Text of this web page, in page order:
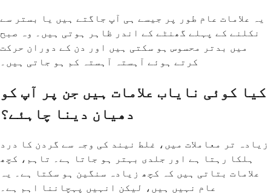
یہ علامات عام طور پر جیسے ہی آپ جاگتے ہیں یا بستر سے
نکلنے کے پہلے گھنٹے کے اندر ظاہر ہوتی ہیں۔ وہ صبح
میں بدتر محسوس ہو سکتی ہیں اور دن کے دوران حرکت
کرتے ہوئے آہستہ آہستہ کم ہو جاتی ہیں۔
کیا کوئی نایاب علامات ہیں جن پر آپ کو
دھیان دینا چاہئے؟
زیادہ تر معاملات میں، غلط نیند کی وجہ سے گردن کا درد
ہلکا رہتا ہے اور جلدی بہتر ہو جاتا ہے۔ تاہم، کچھ
علامات بتاتی ہیں کہ کچھ زیادہ سنگین ہو سکتا ہے۔ یہ
عام نہیں ہیں، لیکن انہیں پہچاننا اہم ہے۔